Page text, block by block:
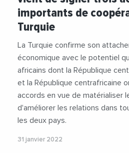
importants de
Turquie
La Turquie confirme son
économique avec le potentiel
africains dont la République
et la République centrafricaine
accords en vue de matérialiser
d'améliorer les relations dans
les deux pays.
31 janvier 2022